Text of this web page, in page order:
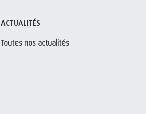
ACTUALITÉS
Toutes nos actualités